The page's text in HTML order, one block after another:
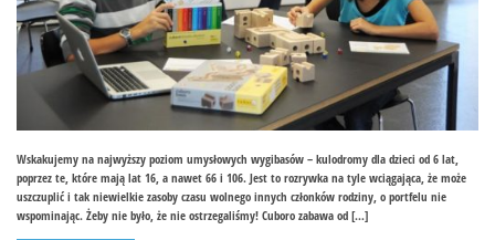
Wskakujemy na najwyższy poziom umysłowych wygibasów – kulodromy dla dzieci od 6 lat,
poprzez te, które mają lat 16, a nawet 66 i 106. Jest to rozrywka na tyle wciągająca, że może
uszczuplić i tak niewielkie zasoby czasu wolnego innych członków rodziny, o portfelu nie
wspominając. Żeby nie było, że nie ostrzegaliśmy! Cuboro zabawa od […]